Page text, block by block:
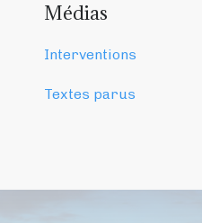
Médias
Interventions
Textes parus